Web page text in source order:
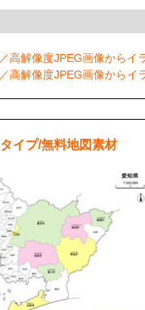
高解像度JPEG画像からイ
高解像度JPEG画像からイ
イプ/無料地図素材